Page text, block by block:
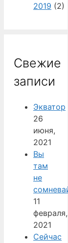
2019 (2)
Свежие
записи
Экватор
26
июня,
2021
Вы
там
не
11
февраля,
2021
Сейчас